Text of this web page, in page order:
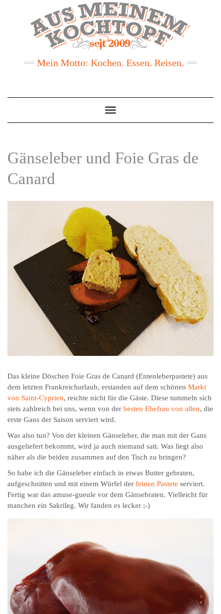
Mein Motto: Kochen. Essen. Reisen.
Toggle
Navigation
Gänseleber und Foie Gras de
Canard
Das kleine Döschen Foie Gras de Canard (Entenleberpastete) aus
dem letzten Frankreichurlaub, erstanden auf dem schönen Markt
von Saint-Cyprien, reichte nicht für die Gäste. Diese tummeln sich
stets zahlreich bei uns, wenn von der besten Ehefrau von allen, die
erste Gans der Saison serviert wird.
Was also tun? Von der kleinen Gänseleber, die man mit der Gans
ausgeliefert bekommt, wird ja auch niemand satt. Was liegt also
näher als die beiden zusammen auf den Tisch zu bringen?
So habe ich die Gänseleber einfach in etwas Butter gebraten,
aufgeschnitten und mit einem Würfel der feinen Pastete serviert.
Fertig war das amuse-gueule vor dem Gänsebraten. Vielleicht für
manchen ein Sakrileg. Wir fanden es lecker ;-)